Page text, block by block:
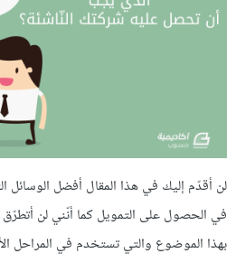
لن أقدّم إليك في هذا المقال أفضل الوسائل
في الحصول على التمويل كما أنّني لن
بهذا الموضوع والتي تستخدم في المراحل